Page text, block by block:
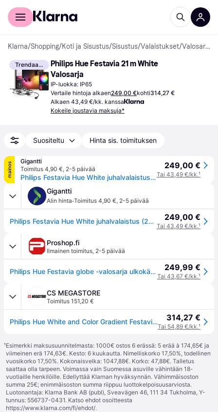
Kuluttajille
Klarna/Shopping/Koti ja Sisustus/Sisustus/Valaistukset/ Valosarjat
Trendaava
Philips Hue Festavia 21 m White
Valosarja
IP-luokka: IP65
Vertaile hintoja alkaen249,00 €kohti314,27 €
Alkaen 43,49 €/kk. kanssa
Kokeile joustavia maksuja*
Suositeltu Hinta sis. toimituksen
mainos
Gigantti
Toimitus 4,90 €, 2-5 päivää
Philips Festavia Hue White juhalvalaistus (21 metriä)
249,00 €
Tai 43,49 €/kk.¹
Gigantti
Alin hinta·Toimitus 4,90 €, 2-5 päivää
Philips Festavia Hue White juhalvalaistus (21 metriä) 249,00 €
Tai 43,49 €/kk.¹
Proshop.fi
Ilmainen toimitus, 2-5 päivää
Philips Hue Festavia globe -valosarja ulkokäyttöön 21 m 249,99 €
Tai 43,67 €/kk.¹
CS MEGASTORE
Toimitus 151,20 €
Philips Hue White and Color Gradient Festavia - Lankavalot - LED x 30 - monivärinen/valkoinen valo - 1000 - 20000 K - musta 314,27 €
Tai 54,89 €/kk.¹
¹Esimerkki maksusuunnitelmasta: 1000€ ostos 6 erässä: 5 erää à 174,65€ ja
viimeinen erä 174,63€. Kesto: 6 kuukautta. Nimelliskorko 17,50%, todellinen
vuosikorko 17,50%. Kokonaisvelka: 1047,88€. Korko: 47,88€. Talletus
saattaa olla tarpeen. Voimassa vain Suomessa asuville vähintään 18-
vuotiaille henkilöille. Edellyttää Klarnan hyväksynnän. Vähimmäisoston
summa 25€; enimmäisoston summa riippuu luottokelpoisuusarviosta.
Luotonantaja: Klarna Bank AB (publ), Sveavägen 46, 111 34 Tukholma, Y-
tunnus: 556737-0431. Katso ehdot osoitteesta
https://www.klarna.com/fi/ehdot/.